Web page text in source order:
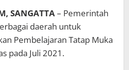
SANGATTA– Pemerintah
daerah untuk
Pembelajaran Tatap Muka
pada Juli 2021.